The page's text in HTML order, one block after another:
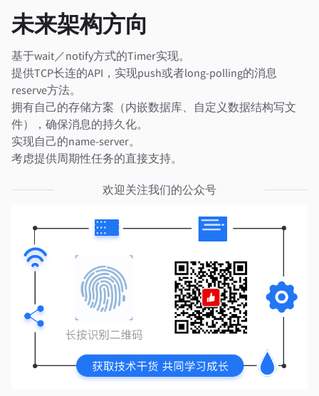
未来架构方向
基于wait／notify方式的Timer实现。
提供TCP长连的API，实现push或者long-polling的消息
reserve方法。
拥有自己的存储方案（内嵌数据库、自定义数据结构写文
件），确保消息的持久化。
实现自己的name-server。
考虑提供周期性任务的直接支持。
欢迎关注我们的公众号